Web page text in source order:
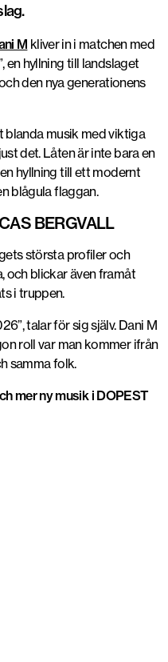
M kliver in i matchen med
en hyllning till landslaget
den nya generationens
blanda musik med viktiga
det. Låten är inte bara en
hyllning till ett modernt
blågula flaggan.
BERGVALL
största profiler och
och blickar även framåt
i truppen.
talar för sig själv. Dani M
roll var man kommer ifrån
samma folk.
mer ny musik i DOPEST